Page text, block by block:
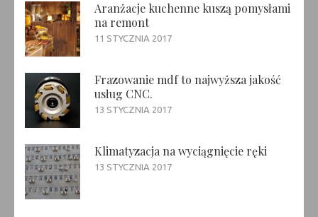
Aranżacje kuchenne kuszą pomysłami
na remont
11 STYCZNIA 2017
Frazowanie mdf to najwyższa jakość
usług CNC.
13 STYCZNIA 2017
Klimatyzacja na wyciągnięcie ręki
13 STYCZNIA 2017